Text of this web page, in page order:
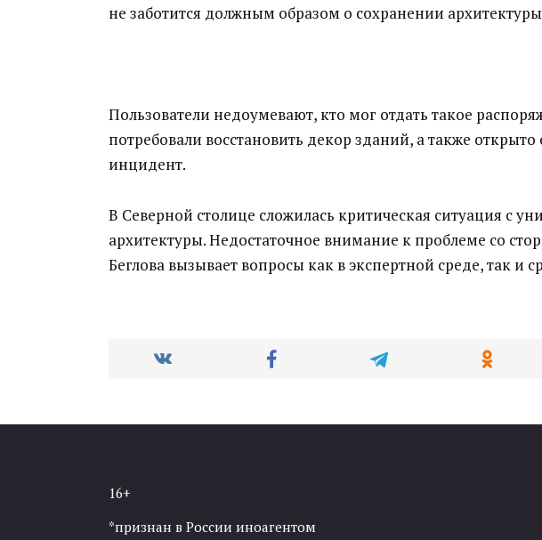
не заботится должным образом о сохранении
Пользователи недоумевают, кто мог отдать такое
потребовали восстановить декор зданий, а также открыто
инцидент.
В Северной столице сложилась критическая ситуация с
архитектуры. Недостаточное внимание к проблеме со
Беглова вызывает вопросы как в экспертной среде, так и
16+
*признан в России иноагентом